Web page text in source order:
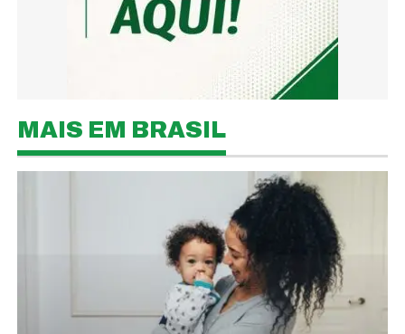
MAIS EM BRASIL